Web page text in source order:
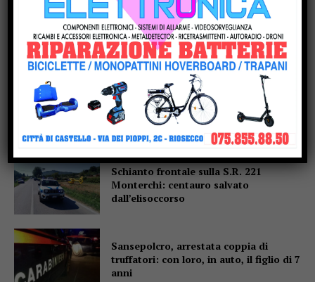
Popular
Altotevere, parla Alpini: “Non mi sono
mai fermato, voglio farmi trovare
pronto”
Schianto frontale sulla S.R. 221
Monterchi: centauro salvato
dall’elisoccorso
Sansepolcro, arrestata coppia di
truffatori: con loro, in auto, il figlio di 7
anni